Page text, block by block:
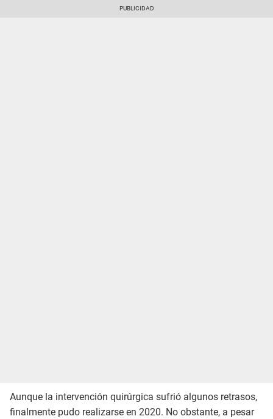
Aunque la intervención quirúrgica sufrió algunos retrasos,
finalmente pudo realizarse en 2020. No obstante, a pesar